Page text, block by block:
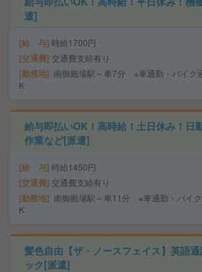
遣]
給 与 時給1700円
交通費 交通費支給有り
勤務地
南御殿場駅～車7分 ※車通勤・バイク
K
給与即払いOK！高時給！土日休み！日
作業など[派遣]
給 与 時給1450円
交通費 交通費支給有り
勤務地
南御殿場駅～車11分 ※車通勤・バイ
K
髪色自由【ザ・ノースフェイス】英語
ック[派遣]